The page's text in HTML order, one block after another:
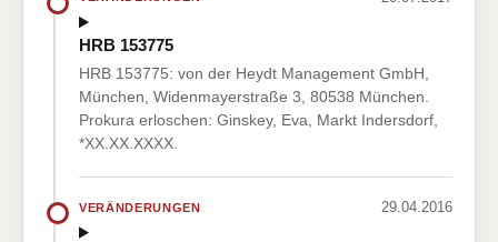
HRB 153775
HRB 153775: von der Heydt Management GmbH,
München, Widenmayerstraße 3, 80538 München.
Prokura erloschen: Ginskey, Eva, Markt Indersdorf,
*XX.XX.XXXX.
VERÄNDERUNGEN 29.04.2016